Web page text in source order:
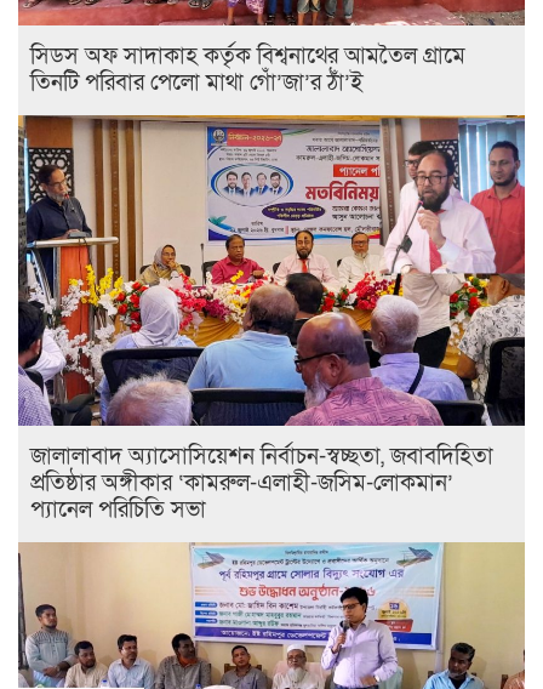
সিডস অফ সাদাকাহ কর্তৃক বিশ্বনাথের আমতৈল গ্রামে
তিনটি পরিবার পেলো মাথা গোঁ’জা’র ঠাঁ’ই
জালালাবাদ অ্যাসোসিয়েশন নির্বাচন-স্বচ্ছতা, জবাবদিহিতা
প্রতিষ্ঠার অঙ্গীকার ‘কামরুল-এলাহী-জসিম-লোকমান’
প্যানেল পরিচিতি সভা